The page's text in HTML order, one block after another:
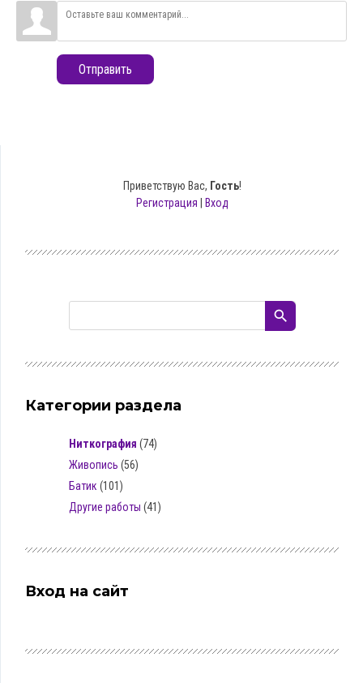
Отправить
Приветствую Вас, Гость!
Регистрация
Вход
Категории раздела
Ниткография (74)
Живопись (56)
Батик (101)
Другие работы (41)
Вход на сайт